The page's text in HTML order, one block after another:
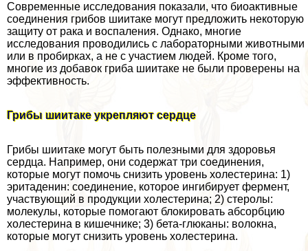
Современные исследования показали, что биоактивные
соединения грибов шиитаке могут предложить некоторую
защиту от paка и воспаления. Однако, многие
исследования проводились с лабораторными животными
или в пробирках, а не с участием людей. Кроме того,
многие из добавок гриба шиитаке не были проверены на
эффективность.
Грибы шиитаке укрепляют сердце
Грибы шиитаке могут быть полезными для здоровья
сердца. Например, они содержат три соединения,
которые могут помочь снизить уровень холестерина: 1)
эритаденин: соединение, которое ингибирует фермент,
участвующий в продукции холестерина; 2) стеролы:
молекулы, которые помогают блокировать абсорбцию
холестерина в кишечнике; 3) бета-глюканы: волокна,
которые могут снизить уровень холестерина.